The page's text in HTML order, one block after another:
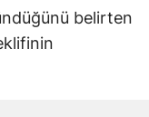
belirten